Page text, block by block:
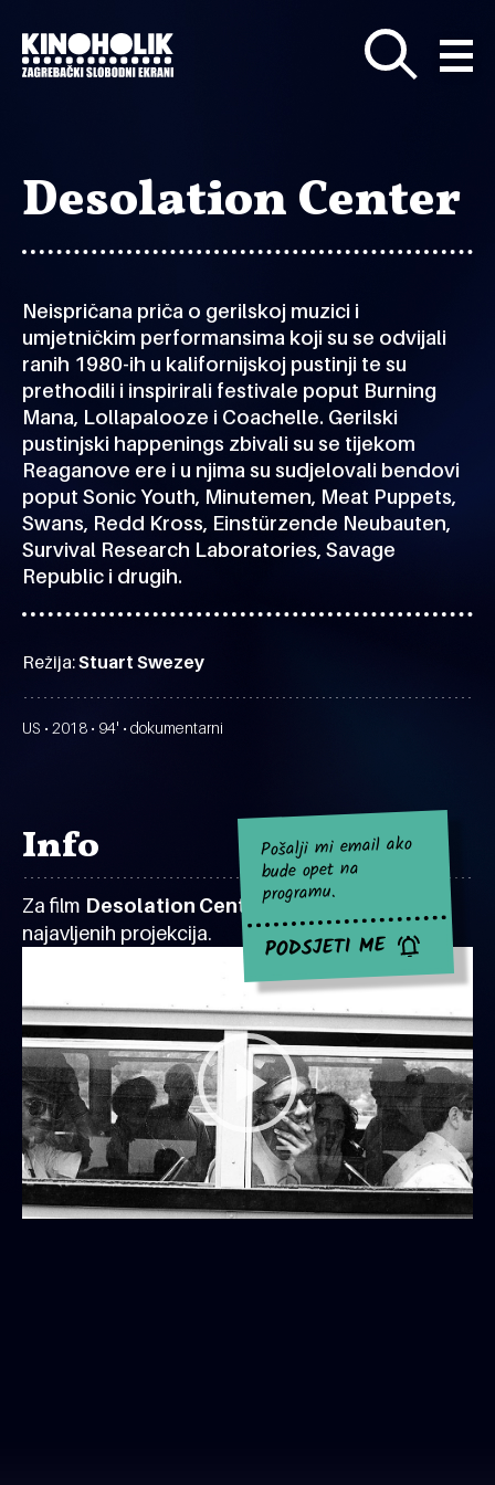
glavni
sadržaj
Desolation Center
Neispričana priča o gerilskoj muzici i
umjetničkim performansima koji su se odvijali
ranih 1980-ih u kalifornijskoj pustinji te su
prethodili i inspirirali festivale poput Burning
Mana, Lollapalooze i Coachelle. Gerilski
pustinjski happenings zbivali su se tijekom
Reaganove ere i u njima su sudjelovali bendovi
poput Sonic Youth, Minutemen, Meat Puppets,
Swans, Redd Kross, Einstürzende Neubauten,
Survival Research Laboratories, Savage
Republic i drugih.
Režija:Stuart Swezey
US • 2018 • 94' • dokumentarni
Info
Za film Desolation Centerza sad nema
najavljenih projekcija.
Pošalji mi email ako
bude opet na
programu.
PODSJETI ME